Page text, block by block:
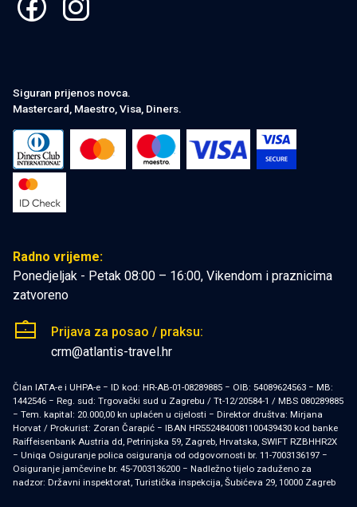
Siguran prijenos novca.
Mastercard, Maestro, Visa, Diners.
Radno vrijeme:
Ponedjeljak - Petak 08:00 – 16:00, Vikendom i praznicima
zatvoreno
Prijava za posao / praksu:
crm@atlantis-travel.hr
Član IATA-e i UHPA-e − ID kod: HR-AB-01-08289885 − OIB: 54089624563 − MB:
1442546 − Reg. sud: Trgovački sud u Zagrebu / Tt-12/20584-1 / MBS 080289885
− Tem. kapital: 20.000,00 kn uplaćen u cijelosti − Direktor društva: Mirjana
Horvat / Prokurist: Zoran Čarapić − IBAN HR5524840081100439430 kod banke
Raiffeisenbank Austria dd, Petrinjska 59, Zagreb, Hrvatska, SWIFT RZBHHR2X
− Uniqa Osiguranje polica osiguranja od odgovornosti br. 11-7003136197 −
Osiguranje jamčevine br. 45-7003136200 − Nadležno tijelo zaduženo za
nadzor: Državni inspektorat, Turistička inspekcija, Šubićeva 29, 10000 Zagreb